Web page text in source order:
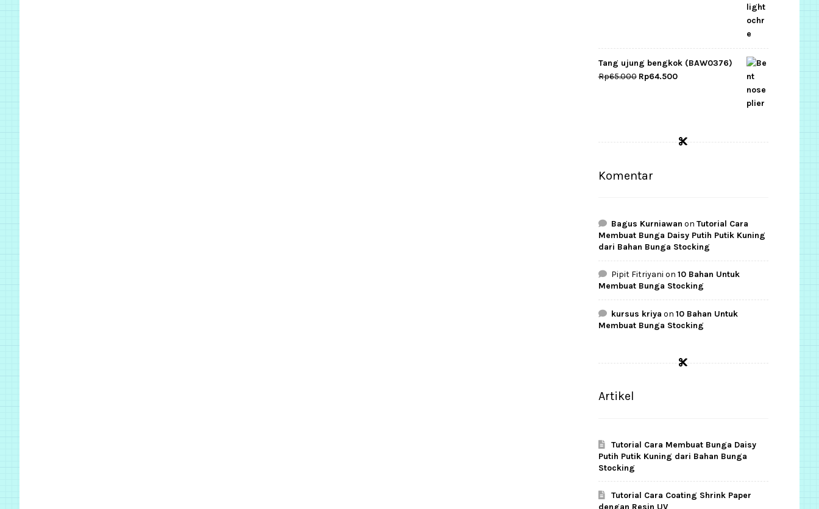
Tang ujung bengkok (BAW0376)
Rp65.000 Original
Rp64.500Current
Komentar
Bagus Kurniawan onTutorial Cara
Membuat Bunga Daisy Putih Putik Kuning
dari Bahan Bunga Stocking
Pipit Fitriyani on10 Bahan Untuk
Membuat Bunga Stocking
kursus kriya on10 Bahan Untuk
Membuat Bunga Stocking
Artikel
Tutorial Cara Membuat Bunga Daisy
Putih Putik Kuning dari Bahan Bunga
Stocking
Tutorial Cara Coating Shrink Paper